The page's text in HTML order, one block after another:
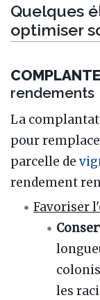
Quelques
optimiser
rendements
La
pour
parcelle de
rendement
Favoriser
les